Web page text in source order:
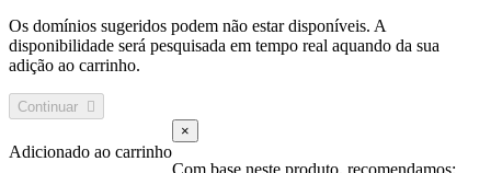
Os domínios sugeridos podem não estar disponíveis. A
disponibilidade será pesquisada em tempo real aquando da sua
adição ao carrinho.
Adicionado ao carrinho
×